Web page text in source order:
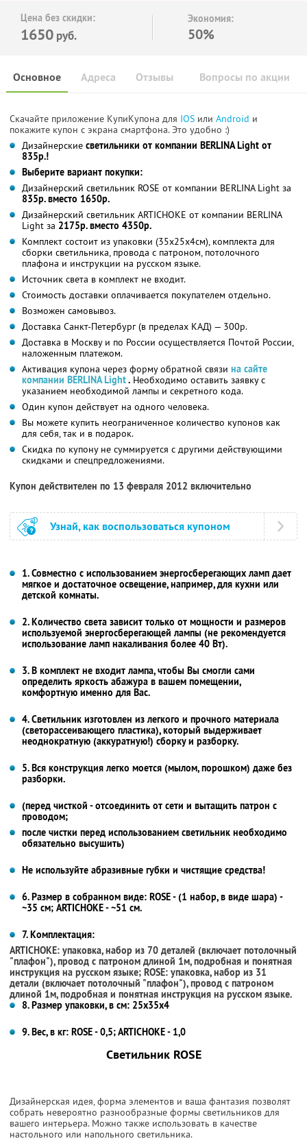
Цена без скидки:
1650 руб.
Экономия:
50%
Основное Отзывы Вопросы по акции
Адреса
Скачайте приложение КупиКупона для IOS или Android и
покажите купон с экрана смартфона. Это удобно :)
Дизайнерские светильники от компании BERLINA Light от
835р.!
Выберите вариант покупки:
Дизайнерский светильник ROSE от компании BERLINA Light за
835р. вместо 1650р.
Дизайнерский светильник ARTICHOKE от компании BERLINA
Light за 2175р. вместо 4350р.
Комплект состоит из упаковки (35х25х4см), комплекта для
сборки светильника, провода с патроном, потолочного
плафона и инструкции на русском языке.
Источник света в комплект не входит.
Стоимость доставки оплачивается покупателем отдельно.
Возможен самовывоз.
Доставка Санкт-Петербург (в пределах КАД) — 300р.
Доставка в Москву и по России осуществляется Почтой России,
наложенным платежом.
Активация купона через форму обратной связи на сайте
компании BERLINA Light. Необходимо оставить заявку с
указанием необходимой лампы и секретного кода.
Один купон действует на одного человека.
Вы можете купить неограниченное количество купонов как
для себя, так и в подарок.
Скидка по купону не суммируется с другими действующими
скидками и спецпредложениями.
Купон действителен по 13 февраля 2012 включительно
Узнай, как воспользоваться купоном
1. Совместно с использованием энергосберегающих ламп дает
мягкое и достаточное освещение, например, для кухни или
детской комнаты.
2. Количество света зависит только от мощности и размеров
используемой энергосберегающей лампы (не рекомендуется
использование ламп накаливания более 40 Вт).
3. В комплект не входит лампа, чтобы Вы смогли сами
определить яркость абажура в вашем помещении,
комфортную именно для Вас.
4. Светильник изготовлен из легкого и прочного материала
(светорассеивающего пластика), который выдерживает
неоднократную (аккуратную!) сборку и разборку.
5. Вся конструкция легко моется (мылом, порошком) даже без
разборки.
(перед чисткой - отсоединить от сети и вытащить патрон с
проводом;
после чистки перед использованием светильник необходимо
обязательно высушить)
Не используйте абразивные губки и чистящие средства!
6. Размер в собранном виде: ROSE - (1 набор, в виде шара) -
~35 см; ARTICHOKE - ~51 см.
7. Комплектация:
ARTICHOKE: упаковка, набор из 70 деталей (включает потолочный
"плафон"), провод с патроном длиной 1м, подробная и понятная
инструкция на русском языке; ROSE: упаковка, набор из 31
детали (включает потолочный "плафон"), провод с патроном
длиной 1м, подробная и понятная инструкция на русском языке.
8. Размер упаковки, в см: 25х35х4
9. Вес, в кг: ROSE - 0,5; ARTICHOKE - 1,0
Светильник ROSE
Дизайнерская идея, форма элементов и ваша фантазия позволят
собрать невероятно разнообразные формы светильников для
вашего интерьера. Можно также использовать в качестве
настольного или напольного светильника.